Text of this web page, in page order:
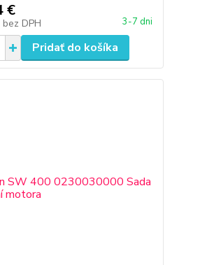
€
bez DPH 3-7 dni
Pridať do košíka